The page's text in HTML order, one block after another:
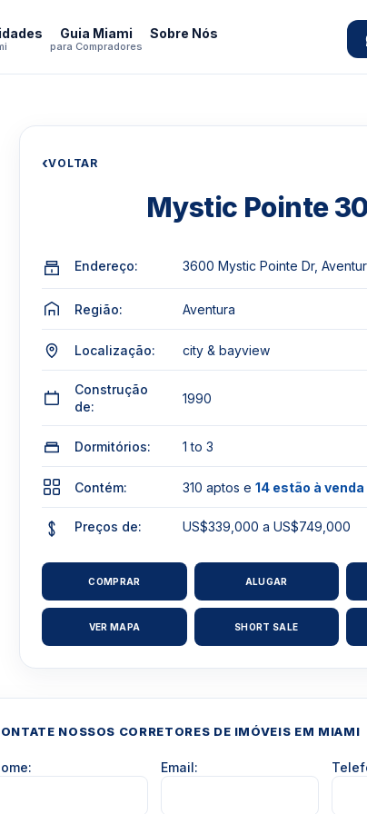
Guia Miami
para Compradores
Sobre Nós
‹VOLTAR
Mystic Pointe
Endereço: 3600 Mystic Pointe Dr,
Região: Aventura
Localização: city & bayview
Construção
de:
1990
Dormitórios: 1 to 3
Contém: 310 aptos e14 estão à venda
Preços de: US$339,000 a US$749,000
COMPRAR ALUGAR
VER MAPA SHORT SALE
NOSSOS CORRETORES DE IMÓVEIS EM MIAMI
Email: